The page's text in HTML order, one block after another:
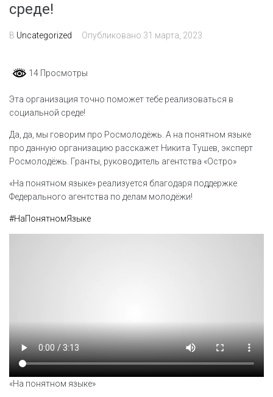
среде!
В Uncategorized Опубликовано 31 марта, 2023
14 Просмотры
Эта организация точно поможет тебе реализоваться в
социальной среде!
Да, да, мы говорим про Росмолодёжь. А на понятном языке
про данную организацию расскажет Никита Тушев, эксперт
Росмолодёжь. Гранты, руководитель агентства «Остро»
«На понятном языке» реализуется благодаря поддержке
Федерального агентства по делам молодёжи!
#НаПонятномЯзыке
«На понятном языке»